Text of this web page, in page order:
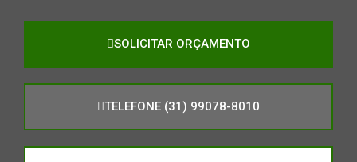
SOLICITAR ORÇAMENTO
TELEFONE (31) 99078-8010